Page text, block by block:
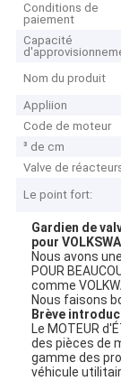
Conditions de
paiement
Capacité
Nom du produit
Appliion
Code de moteur
³ de cm
Valve de
Le point fort:
Gardien de
pour
Nous avons
POUR
comme
Nous faisons
Brève
Le MOTEUR
des pièces de
gamme des
véhicule